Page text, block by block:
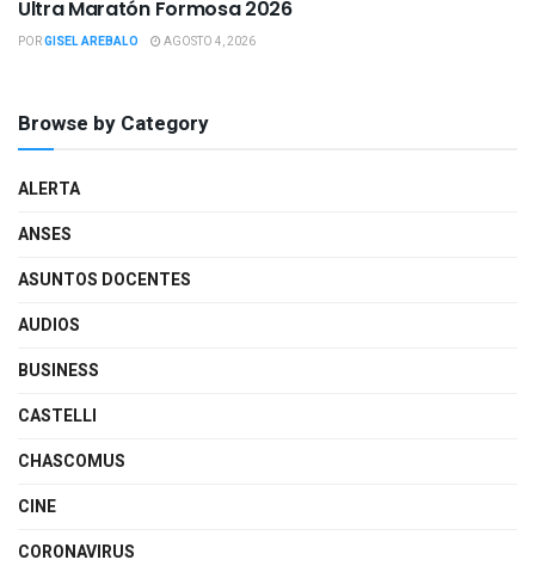
Ultra Maratón Formosa 2026
PORGISEL AREBALO AGOSTO 4, 2026
Browse by Category
ALERTA
ANSES
ASUNTOS DOCENTES
AUDIOS
BUSINESS
CASTELLI
CHASCOMUS
CINE
CORONAVIRUS